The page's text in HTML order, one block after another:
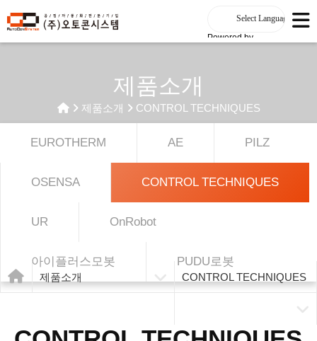
Powered by
제품소개
제품소개 CONTROL TECHNIQUES
EUROTHERM AE PILZ
OSENSA CONTROL TECHNIQUES
UR OnRobot
아이플러스모봇 PUDU로봇
제품소개 CONTROL TECHNIQUES